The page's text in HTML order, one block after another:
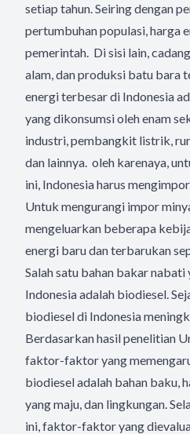
setiap tahun. Seiring dengan
pertumbuhan populasi, harga
pemerintah. Di sisi lain,
alam, dan produksi batu bara
energi terbesar di Indonesia
yang dikonsumsi oleh enam
industri, pembangkit listrik,
dan lainnya. oleh karenaya,
ini, Indonesia harus
Untuk mengurangi impor
mengeluarkan beberapa
energi baru dan terbarukan
Salah satu bahan bakar
Indonesia adalah biodiesel.
biodiesel di Indonesia
Berdasarkan hasil penelitian
faktor-faktor yang
biodiesel adalah bahan baku,
yang maju, dan lingkungan.
ini, faktor-faktor yang